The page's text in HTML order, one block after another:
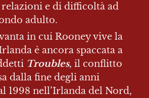
e di difficoltà ad
adulto.
in cui Rooney vive la
è ancora spaccata a
Troubles, il conflitto
dalla fine degli anni
1998 nell’Irlanda del Nord,